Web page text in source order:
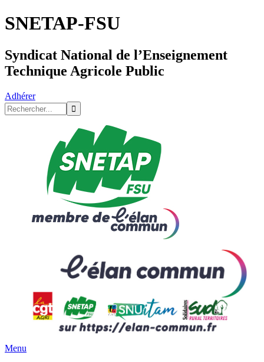
SNETAP-FSU
Syndicat National de l’Enseignement
Technique Agricole Public
Adhérer
Menu